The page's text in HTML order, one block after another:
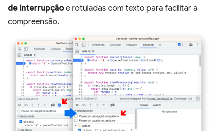
de interrupçãoe rotuladas com texto para facilitar a
compreensão.